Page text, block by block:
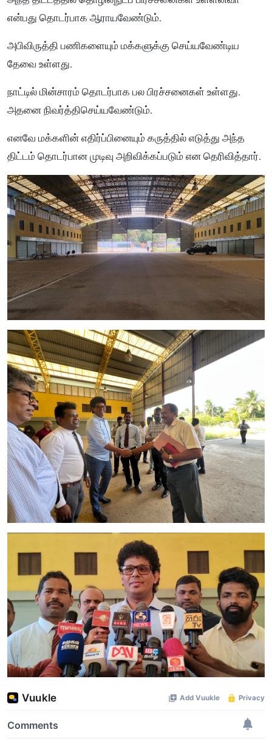
என்பது தொடர்பாக ஆராயவேண்டும்.
அபிவிருத்தி பணிகளையும் மக்களுக்கு செய்யவேண்டிய
தேவை உள்ளது.
நாட்டில் மின்சாரம் தொடர்பாக பல பிரச்சனைகள் உள்ளது.
அதனை நிவர்த்திசெய்யவேண்டும்.
எனவே மக்களின் எதிர்ப்பினையும் கருத்தில் எடுத்து அந்த
திட்டம் தொடர்பான முடிவு அறிவிக்கப்படும் என தெரிவித்தார்.